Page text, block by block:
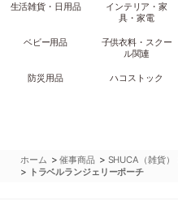
生活雑貨・日用品
インテリア・家
具・家電
ベビー用品
子供衣料・スクー
ル関連
防災用品 ハコストック
ホーム >催事商品 > SHUCA（雑貨）
> トラベルランジェリーポーチ